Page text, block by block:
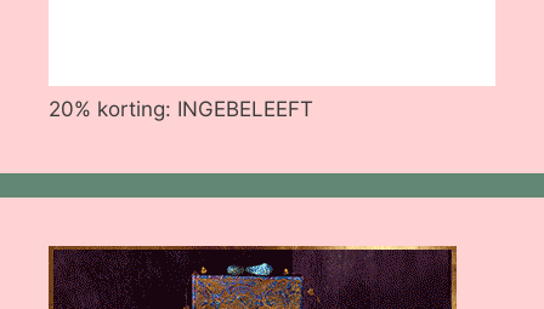
20% korting: INGEBELEEFT